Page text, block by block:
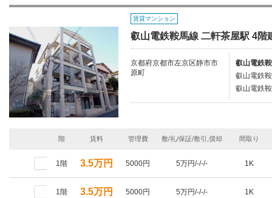
賃貸マンション
叡山電鉄鞍馬線 二軒茶屋駅 4階
京都府京都市左京区静市市
原町
叡山電鉄
叡山電鉄
叡山電鉄
階 賃料 管理費 敷/礼/保証/敷引,償却 間取り
1階 3.5万円 5000円 5万円/-/-/- 1K
1階 3.5万円 5000円 5万円/-/-/- 1K